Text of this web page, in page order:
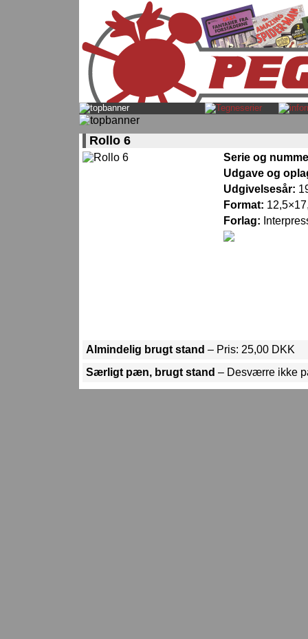
Rollo 6
Serie og
Udgave og
Udgivelsesår:
Format:
Forlag:
Almindelig brugt stand – Pris: 25,00 DKK
Særligt pæn, brugt stand – Desværre ikke